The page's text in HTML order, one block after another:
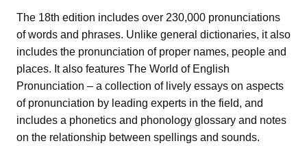
The 18th edition includes over 230,000 pronunciations
of words and phrases. Unlike general dictionaries, it also
includes the pronunciation of proper names, people and
places. It also features The World of English
Pronunciation – a collection of lively essays on aspects
of pronunciation by leading experts in the field, and
includes a phonetics and phonology glossary and notes
on the relationship between spellings and sounds.